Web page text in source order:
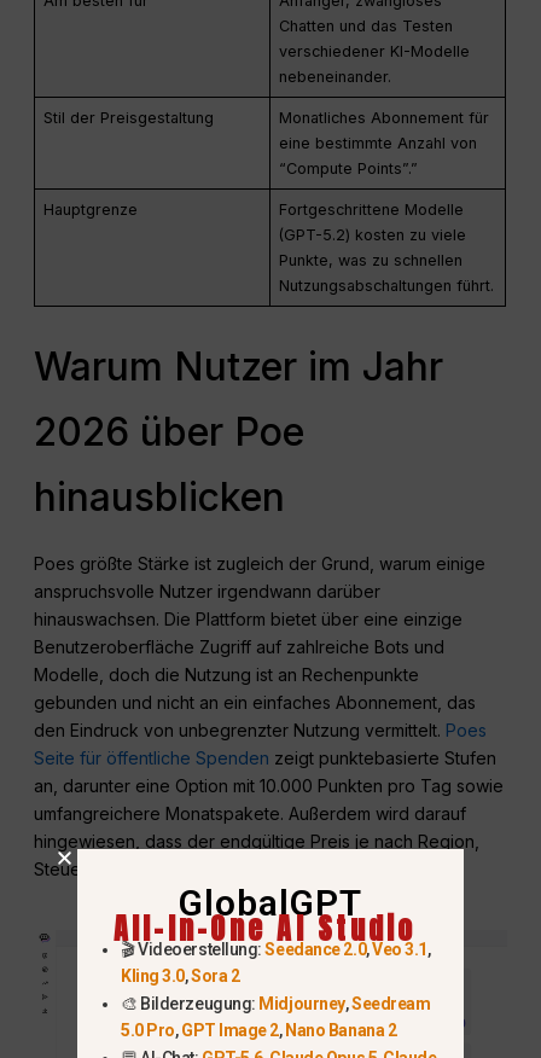
Chatten und das Testen
verschiedener KI-Modelle
nebeneinander.
Stil der Preisgestaltung
Monatliches Abonnement für
eine bestimmte Anzahl von
“Compute Points”.”
Hauptgrenze
Fortgeschrittene Modelle
(GPT-5.2) kosten zu viele
Punkte, was zu schnellen
Nutzungsabschaltungen führt.
Warum Nutzer im Jahr
2026 über Poe
hinausblicken
Poes größte Stärke ist zugleich der Grund, warum einige
anspruchsvolle Nutzer irgendwann darüber
hinauswachsen. Die Plattform bietet über eine einzige
Benutzeroberfläche Zugriff auf zahlreiche Bots und
Modelle, doch die Nutzung ist an Rechenpunkte
gebunden und nicht an ein einfaches Abonnement, das
den Eindruck von unbegrenzter Nutzung vermittelt. Poes
Seite für öffentliche Spenden zeigt punktebasierte Stufen
an, darunter eine Option mit 10.000 Punkten pro Tag sowie
umfangreichere Monatspakete. Außerdem wird darauf
hingewiesen, dass der endgültige Preis je nach Region,
Steuern und Währungsumrechnung variieren kann.
GlobalGPT
All-In-One AI Studio
🎬 Videoerstellung:Seedance 2.0,Veo 3.1,
Kling 3.0,Sora 2
🎨 Bilderzeugung: Midjourney,Seedream
5.0 Pro,GPT Image 2,Nano Banana 2